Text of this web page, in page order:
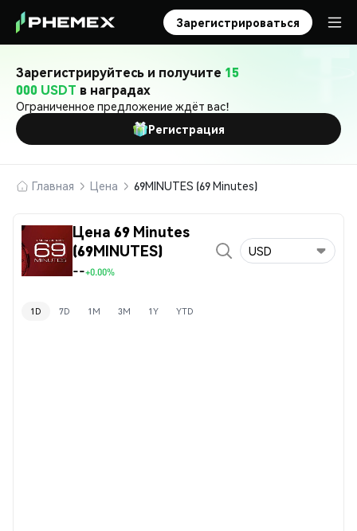
Зарегистрироваться
Зарегистрируйтесь и получите 15
000 USDT в наградах
Ограниченное предложение ждёт вас!
Регистрация
Главная Цена 69MINUTES (69 Minutes)
Цена 69 Minutes
(69MINUTES)
--+0.00%
USD
1D 7D 1M 3M 1Y YTD